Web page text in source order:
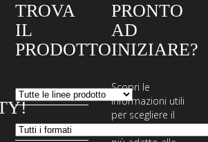
TROVA
IL
PRODOTTO
PRONTO
AD
INIZIARE?
Scopri le
informazioni utili
per scegliere il